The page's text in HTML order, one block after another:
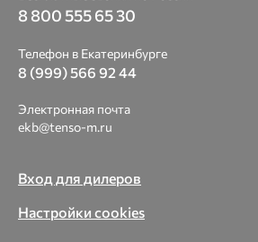
8 800 555 65 30
Телефон в Екатеринбурге
8 (999) 566 92 44
Электронная почта
ekb@tenso-m.ru
Вход для дилеров
Настройки cookies